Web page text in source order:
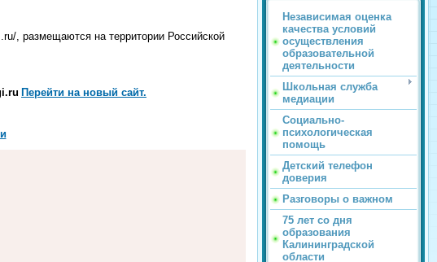
, размещаются на территории Российской
Перейти на новый сайт.
Независимая оценка
качества условий
осуществления
образовательной
деятельности
Школьная служба
медиации
Социально-
психологическая
помощь
Детский телефон
доверия
Разговоры о важном
75 лет со дня
образования
Калининградской
области